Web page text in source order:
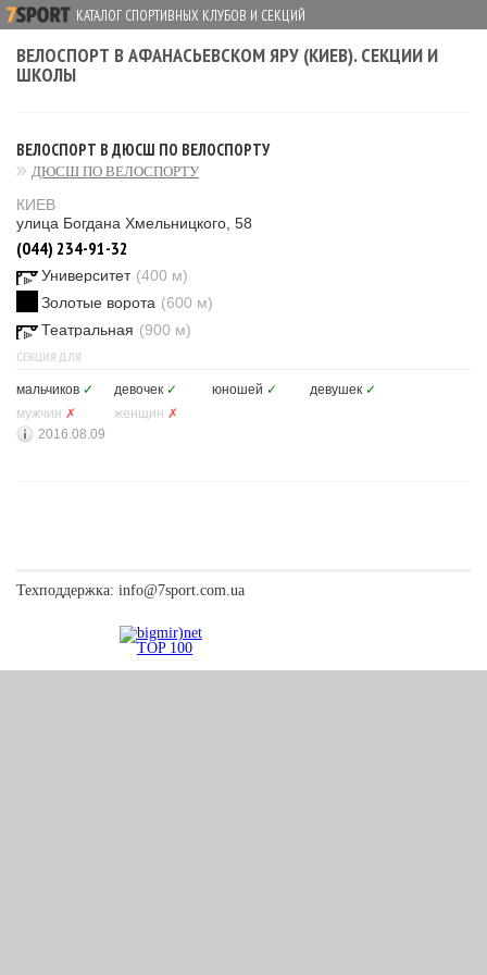
КАТАЛОГ СПОРТИВНЫХ КЛУБОВ И СЕКЦИЙ
ВЕЛОСПОРТ В АФАНАСЬЕВСКОМ ЯРУ (КИЕВ). СЕКЦИИ И
ШКОЛЫ
ВЕЛОСПОРТ В ДЮСШ ПО ВЕЛОСПОРТУ
ДЮСШ ПО ВЕЛОСПОРТУ
КИЕВ
улица Богдана Хмельницкого, 58
(044) 234-91-32
Университет (400 м)
Золотые ворота (600 м)
Театральная (900 м)
СЕКЦИЯ ДЛЯ
мальчиков ✓ девочек ✓ юношей ✓ девушек ✓
мужчин ✗ женщин ✗
2016.08.09
Техподдержка: info@7sport.com.ua